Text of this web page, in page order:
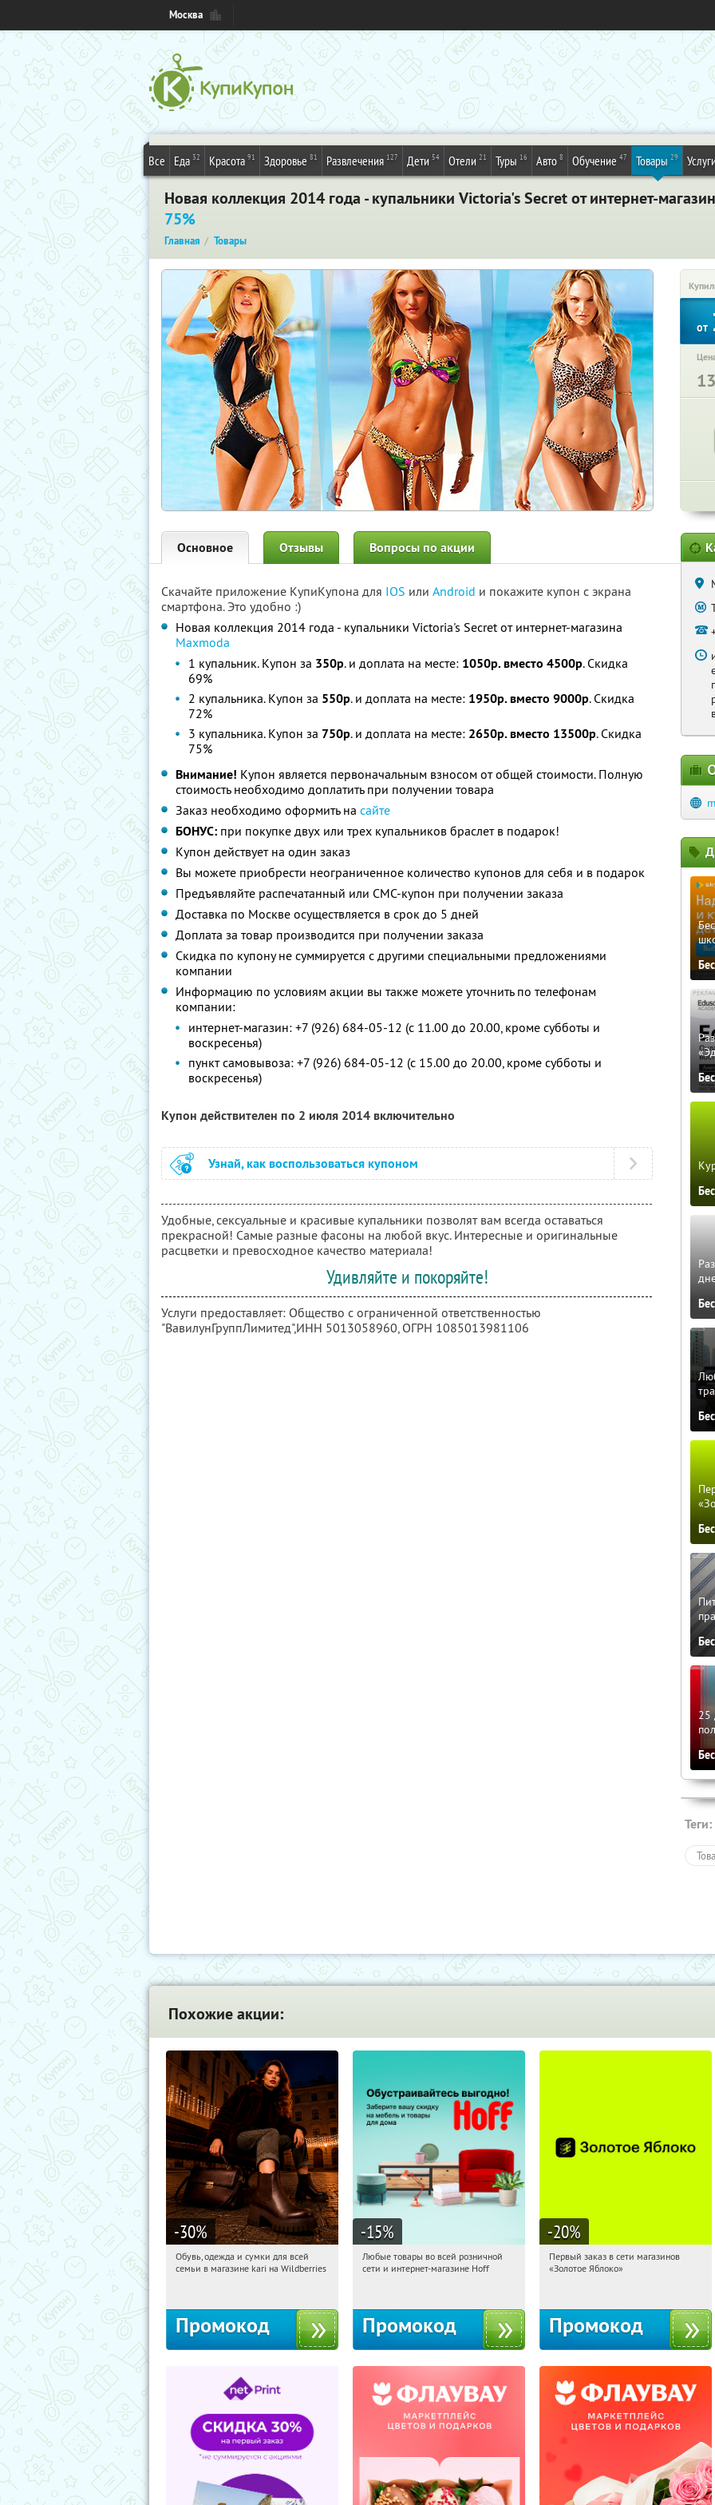
Москва
Все Еда 32 Красота 91 Здоровье 81 Развлечения 127 Дети 54 Отели 21 Туры 16 Авто 8 Обучение 47 Товары 29
Новая коллекция 2014 года - купальники Victoria's Secret от интернет-
75%
Главная Товары
от
Основное Отзывы Вопросы по акции
Скачайте приложение КупиКупона для IOS или Android и покажите купон с экрана
смартфона. Это удобно :)
Новая коллекция 2014 года - купальники Victoria's Secret от интернет-магазина
Maxmoda
1 купальник. Купон за 350р. и доплата на месте: 1050р. вместо 4500р. Скидка
69%
2 купальника. Купон за 550р. и доплата на месте: 1950р. вместо 9000р. Скидка
72%
3 купальника. Купон за 750р. и доплата на месте: 2650р. вместо 13500р. Скидка
75%
Внимание! Купон является первоначальным взносом от общей стоимости. Полную
стоимость необходимо доплатить при получении товара
Заказ необходимо оформить на сайте
БОНУС: при покупке двух или трех купальников браслет в подарок!
Купон действует на один заказ
Вы можете приобрести неограниченное количество купонов для себя и в подарок
Предъявляйте распечатанный или СМС-купон при получении заказа
Доставка по Москве осуществляется в срок до 5 дней
Доплата за товар производится при получении заказа
Скидка по купону не суммируется с другими специальными предложениями
компании
Информацию по условиям акции вы также можете уточнить по телефонам
компании:
интернет-магазин: +7 (926) 684-05-12 (c 11.00 до 20.00, кроме субботы и
воскресенья)
пункт самовывоза: +7 (926) 684-05-12 (с 15.00 до 20.00, кроме субботы и
воскресенья)
Купон действителен по 2 июля 2014 включительно
Узнай, как воспользоваться купоном
Удобные, сексуальные и красивые купальники позволят вам всегда оставаться
прекрасной! Самые разные фасоны на любой вкус. Интересные и оригинальные
расцветки и превосходное качество материала!
Удивляйте и покоряйте!
Услуги предоставляет: Общество с ограниченной ответственностью
"ВавилунГруппЛимитед",ИНН 5013058960, ОГРН 1085013981106
25
Теги:
Похожие акции:
-30%
04:18:34 Получили:
Обувь, одежда и сумки для всей
семьи в магазине kari на Wildberries
Промокод
-15%
04:18:34 Получили:
Любые товары во всей розничной
сети и интернет-магазине Hoff
Промокод
-20%
04:18:34
Получи первым!
Первый заказ в сети магазинов
«Золотое Яблоко»
Промокод